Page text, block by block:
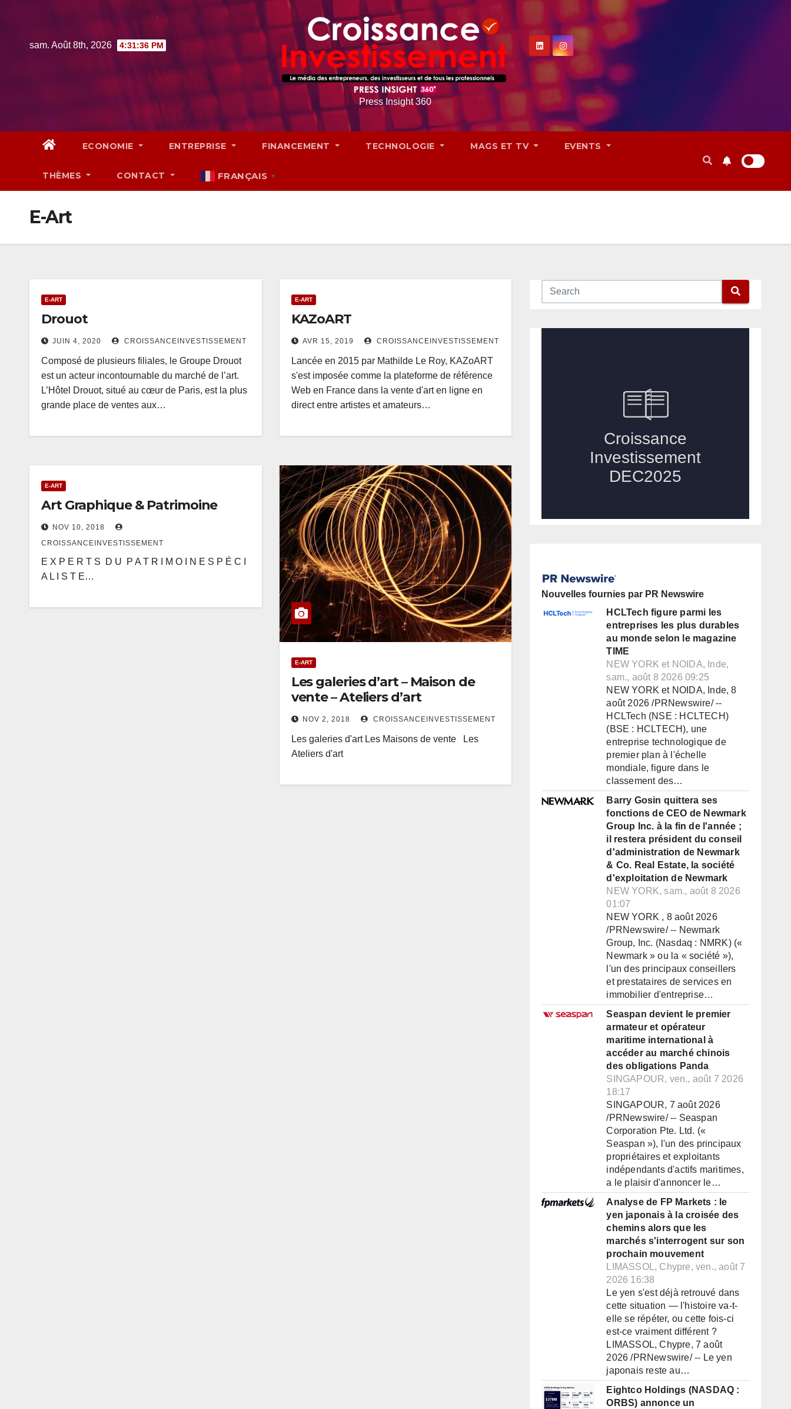
contentsam. Août 8th, 2026 4:31:37 PM
Press Insight 360
ECONOMIE ENTREPRISE FINANCEMENT TECHNOLOGIE MAGS ET TV EVENTS
THÈMES CONTACT FRANÇAIS ▼
E-Art
E-ART
Drouot
JUIN 4, 2020 CROISSANCEINVESTISSEMENT
Composé de plusieurs filiales, le Groupe Drouot
est un acteur incontournable du marché de l’art.
L’Hôtel Drouot, situé au cœur de Paris, est la plus
grande place de ventes aux…
E-ART
KAZoART
AVR 15, 2019 CROISSANCEINVESTISSEMENT
Lancée en 2015 par Mathilde Le Roy, KAZoART
s'est imposée comme la plateforme de référence
Web en France dans la vente d'art en ligne en
direct entre artistes et amateurs…
E-ART
Art Graphique & Patrimoine
NOV 10, 2018
CROISSANCEINVESTISSEMENT
E X P E R T S D U P A T R I M O I N E S P É C I
A L I S T E…
E-ART
Les galeries d’art – Maison de
vente – Ateliers d’art
NOV 2, 2018 CROISSANCEINVESTISSEMENT
Les galeries d'art Les Maisons de vente Les
Ateliers d'art
Nouvelles fournies par PR Newswire
HCLTech figure parmi les
entreprises les plus durables
au monde selon le magazine
TIME
NEW YORK et NOIDA, Inde,
sam., août 8 2026 09:25
NEW YORK et NOIDA, Inde, 8
août 2026 /PRNewswire/ --
HCLTech (NSE : HCLTECH)
(BSE : HCLTECH), une
entreprise technologique de
premier plan à l'échelle
mondiale, figure dans le
classement des…
Barry Gosin quittera ses
fonctions de CEO de Newmark
Group Inc. à la fin de l'année ;
il restera président du conseil
d'administration de Newmark
& Co. Real Estate, la société
d'exploitation de Newmark
NEW YORK, sam., août 8 2026
01:07
NEW YORK , 8 août 2026
/PRNewswire/ -- Newmark
Group, Inc. (Nasdaq : NMRK) («
Newmark » ou la « société »),
l'un des principaux conseillers
et prestataires de services en
immobilier d'entreprise…
Seaspan devient le premier
armateur et opérateur
maritime international à
accéder au marché chinois
des obligations Panda
SINGAPOUR, ven., août 7 2026
18:17
SINGAPOUR, 7 août 2026
/PRNewswire/ -- Seaspan
Corporation Pte. Ltd. («
Seaspan »), l'un des principaux
propriétaires et exploitants
indépendants d'actifs maritimes,
a le plaisir d'annoncer le…
Analyse de FP Markets : le
yen japonais à la croisée des
chemins alors que les
marchés s'interrogent sur son
prochain mouvement
LIMASSOL, Chypre, ven., août 7
2026 16:38
Le yen s'est déjà retrouvé dans
cette situation — l'histoire va-t-
elle se répéter, ou cette fois-ci
est-ce vraiment différent ?
LIMASSOL, Chypre, 7 août
2026 /PRNewswire/ -- Le yen
japonais reste au…
Eightco Holdings (NASDAQ :
ORBS) annonce un